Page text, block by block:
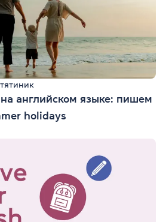
английском языке: пишем
holidays